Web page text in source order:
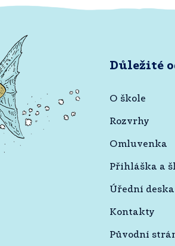
Důležité
O škole
Rozvrhy
Omluvenka
Přihláška a
Úřední deska
Kontakty
Původní